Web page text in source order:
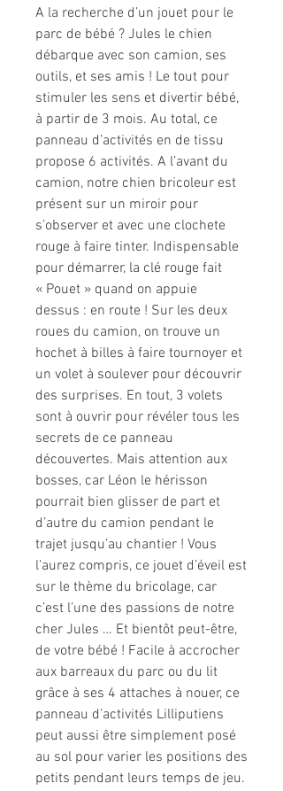
A la recherche d’un jouet pour le
parc de bébé ? Jules le chien
débarque avec son camion, ses
outils, et ses amis ! Le tout pour
stimuler les sens et divertir bébé,
à partir de 3 mois. Au total, ce
panneau d’activités en de tissu
propose 6 activités. A l’avant du
camion, notre chien bricoleur est
présent sur un miroir pour
s’observer et avec une clochete
rouge à faire tinter. Indispensable
pour démarrer, la clé rouge fait
« Pouet » quand on appuie
dessus : en route ! Sur les deux
roues du camion, on trouve un
hochet à billes à faire tournoyer et
un volet à soulever pour découvrir
des surprises. En tout, 3 volets
sont à ouvrir pour révéler tous les
secrets de ce panneau
découvertes. Mais attention aux
bosses, car Léon le hérisson
pourrait bien glisser de part et
d’autre du camion pendant le
trajet jusqu’au chantier ! Vous
l’aurez compris, ce jouet d’éveil est
sur le thème du bricolage, car
c’est l’une des passions de notre
cher Jules … Et bientôt peut-être,
de votre bébé ! Facile à accrocher
aux barreaux du parc ou du lit
grâce à ses 4 attaches à nouer, ce
panneau d’activités Lilliputiens
peut aussi être simplement posé
au sol pour varier les positions des
petits pendant leurs temps de jeu.